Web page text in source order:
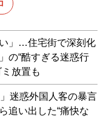
」…住宅街で深刻化
の“酷すぎる迷惑行
放置も
迷惑外国人客の暴言
追い出した“痛快な